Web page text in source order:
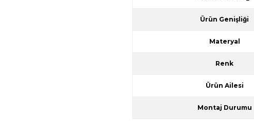
Ürün Genişliği
Materyal
Renk
Ürün Ailesi
Montaj Durumu